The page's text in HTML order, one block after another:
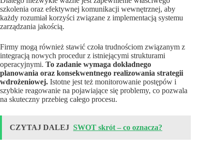
szkolenia oraz efektywnej komunikacji wewnętrznej, aby
każdy rozumiał korzyści związane z implementacją systemu
zarządzania jakością.
Firmy mogą również stawić czoła trudnościom związanym z
integracją nowych procedur z istniejącymi strukturami
operacyjnymi. To zadanie wymaga dokładnego
planowania oraz konsekwentnego realizowania strategii
wdrożeniowej. Istotne jest też monitorowanie postępów i
szybkie reagowanie na pojawiające się problemy, co pozwala
na skuteczny przebieg całego procesu.
CZYTAJ DALEJ SWOT skrót – co oznacza?